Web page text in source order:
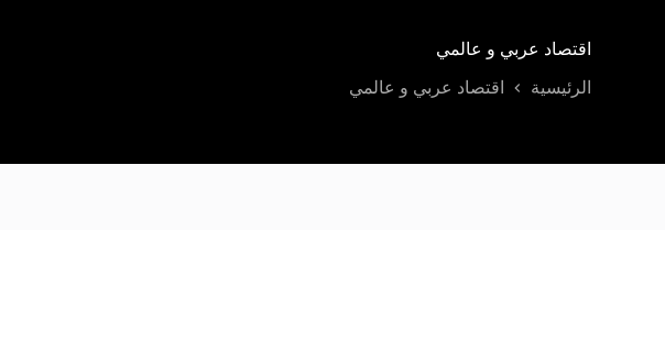
اقتصاد عربي و عالمي
الرئيسية اقتصاد عربي و عالمي